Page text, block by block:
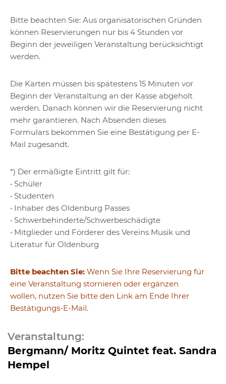
Bitte beachten Sie: Aus organisatorischen Gründen
können Reservierungen nur bis 4 Stunden vor
Beginn der jeweiligen Veranstaltung berücksichtigt
werden.
Die Karten müssen bis spätestens 15 Minuten vor
Beginn der Veranstaltung an der Kasse abgeholt
werden. Danach können wir die Reservierung nicht
mehr garantieren. Nach Absenden dieses
Formulars bekommen Sie eine Bestätigung per E-
Mail zugesandt.
*) Der ermäßigte Eintritt gilt für:
• Schüler
• Studenten
• Inhaber des Oldenburg Passes
• Schwerbehinderte/Schwerbeschädigte
• Mitglieder und Förderer des Vereins Musik und
Literatur für Oldenburg
Bitte beachten Sie: Wenn Sie Ihre Reservierung für
eine Veranstaltung stornieren oder ergänzen
wollen, nutzen Sie bitte den Link am Ende Ihrer
Bestätigungs-E-Mail.
Veranstaltung:
Bergmann/ Moritz Quintet feat. Sandra
Hempel